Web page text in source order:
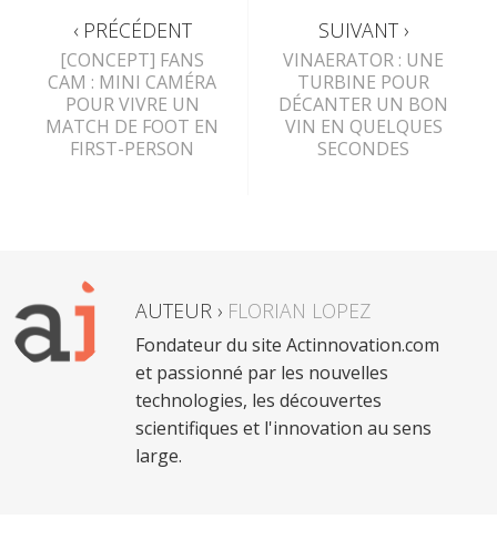
‹ PRÉCÉDENT
[CONCEPT] FANS
CAM : MINI CAMÉRA
POUR VIVRE UN
MATCH DE FOOT EN
FIRST-PERSON
SUIVANT ›
VINAERATOR : UNE
TURBINE POUR
DÉCANTER UN BON
VIN EN QUELQUES
SECONDES
AUTEUR › FLORIAN LOPEZ
Fondateur du site Actinnovation.com
et passionné par les nouvelles
technologies, les découvertes
scientifiques et l'innovation au sens
large.